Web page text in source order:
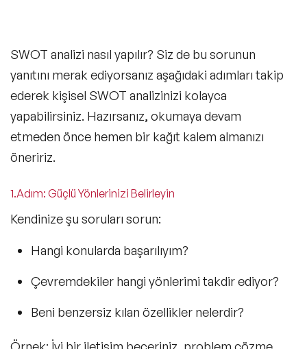
SWOT analizi nasıl yapılır? Siz de bu sorunun
yanıtını merak ediyorsanız aşağıdaki adımları takip
ederek kişisel SWOT analizinizi kolayca
yapabilirsiniz. Hazırsanız, okumaya devam
etmeden önce hemen bir kağıt kalem almanızı
öneririz.
1.Adım: Güçlü Yönlerinizi Belirleyin
Kendinize şu soruları sorun:
Hangi konularda başarılıyım?
Çevremdekiler hangi yönlerimi takdir ediyor?
Beni benzersiz kılan özellikler nelerdir?